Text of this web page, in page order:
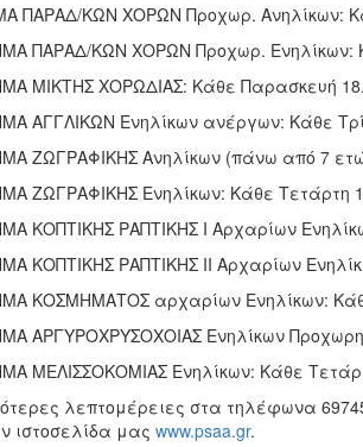
ΠΑΡΑΔ/ΚΩΝ ΧΟΡΩΝ Προχωρ. Ανηλίκων:
ΠΑΡΑΔ/ΚΩΝ ΧΟΡΩΝ Προχωρ. Ενηλίκων:
ΜΙΚΤΗΣ ΧΟΡΩΔΙΑΣ: Κάθε Παρασκευή
ΑΓΓΛΙΚΩΝ Ενηλίκων ανέργων: Κάθε
ΖΩΓΡΑΦΙΚΗΣ Ανηλίκων (πάνω από 7
ΖΩΓΡΑΦΙΚΗΣ Ενηλίκων: Κάθε Τετάρτη
ΚΟΠΤΙΚΗΣ ΡΑΠΤΙΚΗΣ Ι Αρχαρίων
ΚΟΠΤΙΚΗΣ ΡΑΠΤΙΚΗΣ ΙΙ Αρχαρίων
ΚΟΣΜΗΜΑΤΟΣ αρχαρίων Ενηλίκων:
ΑΡΓΥΡΟΧΡΥΣΟΧΟΙΑΣ Ενηλίκων
ΜΕΛΙΣΣΟΚΟΜΙΑΣ Ενηλίκων: Κάθε
λεπτομέρειες στα τηλέφωνα
ιστοσελίδα μας www.psaa.gr.